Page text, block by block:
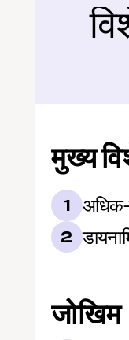
मुख्य
1 अधिक-
2
जोखिम